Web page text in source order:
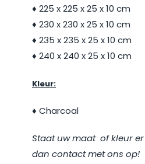
♦ 225 x 225 x 25 x 10 cm
♦ 230 x 230 x 25 x 10 cm
♦ 235 x 235 x 25 x 10 cm
♦ 240 x 240 x 25 x 10 cm
Kleur:
♦ Charcoal
Staat uw maat of kleur
dan contact met ons op!